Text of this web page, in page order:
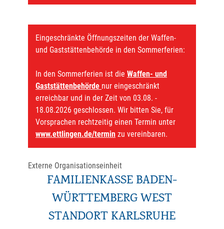
Eingeschränkte Öffnungszeiten der Waffen-
und Gaststättenbehörde in den Sommerferien:
In den Sommerferien ist die Waffen- und
Gaststättenbehörde nur eingeschränkt
erreichbar und in der Zeit von 03.08. -
18.08.2026 geschlossen. Wir bitten Sie, für
Vorsprachen rechtzeitig einen Termin unter
www.ettlingen.de/termin zu vereinbaren.
Externe Organisationseinheit
FAMILIENKASSE BADEN-
WÜRTTEMBERG WEST
STANDORT KARLSRUHE